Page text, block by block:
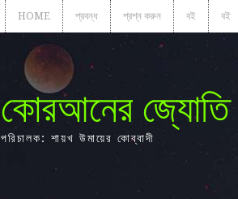
HOME প্রবন্ধ প্রশ্ন করুন বই বই
কোরআনের জ্যোতি
পরিচালক: শায়খ উমায়ের কোব্বাদী